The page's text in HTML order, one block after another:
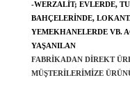
-WERZALIT; EVLERDE,
BAHÇELERINDE,
YEMEKHANELERDE VB.
YAŞANILAN
FABRIKADAN DIREKT
MÜŞTERILERIMIZE